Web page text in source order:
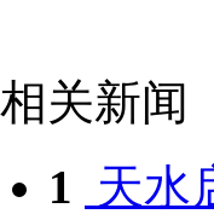
相关新闻
1 天水